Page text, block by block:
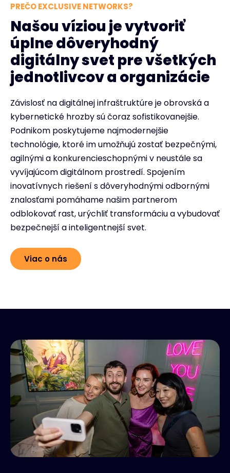
PREČO EXCLUSIVE NETWORKS?
Našou víziou je vytvoriť
úplne dôveryhodný
digitálny svet pre všetkých
jednotlivcov a organizácie
Závislosť na digitálnej infraštruktúre je obrovská a
kybernetické hrozby sú čoraz sofistikovanejšie.
Podnikom poskytujeme najmodernejšie
technológie, ktoré im umožňujú zostať bezpečnými,
agilnými a konkurencieschopnými v neustále sa
vyvíjajúcom digitálnom prostredí. Spojením
inovatívnych riešení s dôveryhodnými odbornými
znalosťami pomáhame našim partnerom
odblokovať rast, urýchliť transformáciu a vybudovať
bezpečnejší a inteligentnejší svet.
Viac o nás